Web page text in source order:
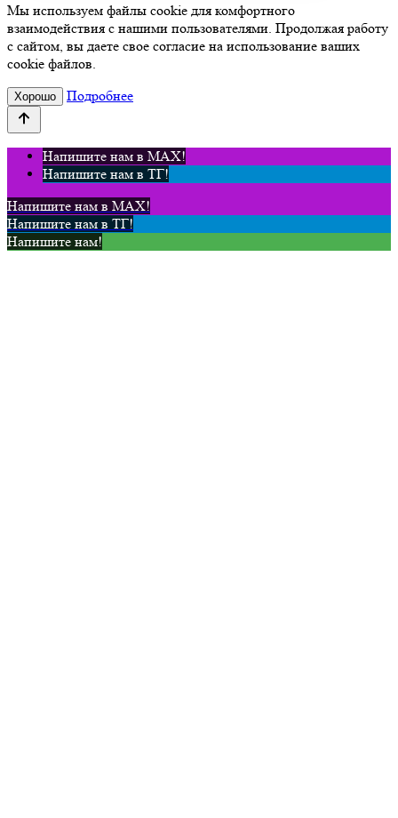
Мы используем файлы cookie для комфортного
взаимодействия с нашими пользователями. Продолжая работу
с сайтом, вы даете свое согласие на использование ваших
cookie файлов.
Хорошо Подробнее
Напишите нам в MAX!
Напишите нам в ТГ!
Напишите нам в MAX!
Напишите нам в ТГ!
Напишите нам!